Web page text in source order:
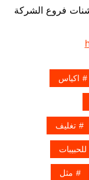
فروع الشركة
اكياس
تغليف
للحبيبات
مثل